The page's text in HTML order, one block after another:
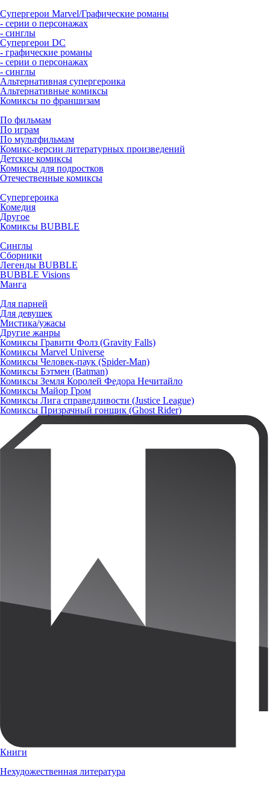
Супергерои Marvel/Графические романы
- серии о персонажах
- синглы
Супергерои DC
- графические романы
- серии о персонажах
- синглы
Альтернативная супергероика
Альтернативные комиксы
Комиксы по франшизам
По фильмам
По играм
По мультфильмам
Комикс-версии литературных произведений
Детские комиксы
Комиксы для подростков
Отечественные комиксы
Супергероика
Комедия
Другое
Комиксы BUBBLE
Синглы
Сборники
Легенды BUBBLE
BUBBLE Visions
Манга
Для парней
Для девушек
Мистика/ужасы
Другие жанры
Комиксы Гравити Фолз (Gravity Falls)
Комиксы Marvel Universe
Комиксы Человек-паук (Spider-Man)
Комиксы Бэтмен (Batman)
Комиксы Земля Королей Федора Нечитайло
Комиксы Майор Гром
Комиксы Лига справедливости (Justice League)
Комиксы Призрачный гонщик (Ghost Rider)
Книги
Нехудожественная литература